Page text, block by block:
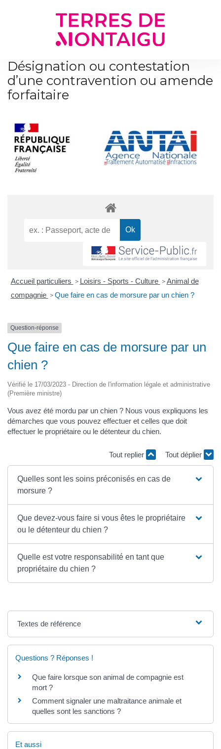
Désignation ou contestation
d’une contravention ou amende
forfaitaire
Accueil particuliers > Loisirs - Sports - Culture > Animal de
compagnie > Que faire en cas de morsure par un chien ?
Question-réponse
Que faire en cas de morsure par un
chien ?
Vérifié le 17/03/2023 - Direction de l'information légale et administrative
(Première ministre)
Vous avez été mordu par un chien ? Nous vous expliquons les
démarches que vous pouvez effectuer et celles que doit
effectuer le propriétaire ou le détenteur du chien.
Tout replier Tout déplier
Quelles sont les soins préconisés en cas de
morsure ?
Que devez-vous faire si vous êtes le propriétaire
ou le détenteur du chien ?
Quelle est votre responsabilité en tant que
propriétaire du chien ?
Textes de référence
Questions ? Réponses !
Que faire lorsque son animal de compagnie est
mort ?
Comment signaler une maltraitance animale et
quelles sont les sanctions ?
Et aussi